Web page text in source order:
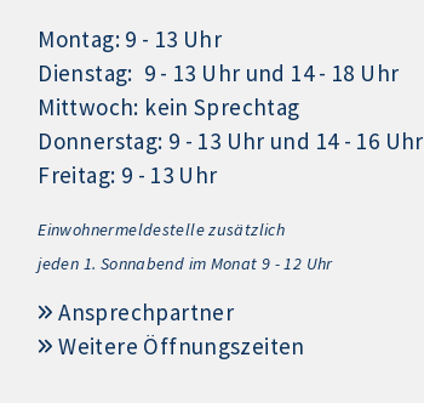
Montag: 9 - 13 Uhr
Dienstag: 9 - 13 Uhr und 14 - 18 Uhr
Mittwoch: kein Sprechtag
Donnerstag: 9 - 13 Uhr und 14 - 16 Uhr
Freitag: 9 - 13 Uhr
Einwohnermeldestelle zusätzlich
jeden 1. Sonnabend im Monat 9 - 12 Uhr
Ansprechpartner
Weitere Öffnungszeiten